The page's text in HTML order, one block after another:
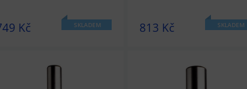
Kč SKLADEM 813 Kč SKLADEM